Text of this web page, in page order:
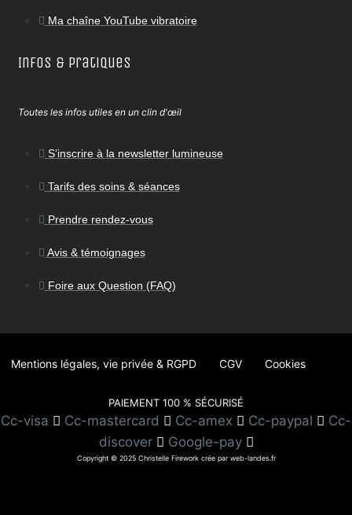
Ma chaîne YouTube vibratoire
Infos & Pratiques
Toutes les infos utiles en un clin d'œil
S’inscrire à la newsletter lumineuse
Tarifs des soins & séances
Prendre rendez-vous
Avis & témoignages
Foire aux Question (FAQ)
Mentions légales, vie privée & RGPD CGV Cookies
PAIEMENT 100 % SÉCURISÉ
Cc-visa Cc-mastercard Cc-amex Cc-paypal
Cc-
discover
Google-pay
Copyright © 2025 Christelle Firework crée par web-landes.fr